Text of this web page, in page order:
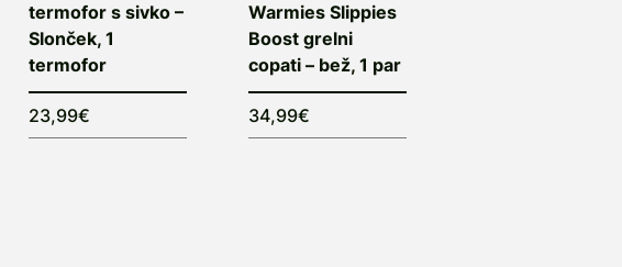
termofor s sivko –
Slonček, 1
termofor
23,99€
Warmies Slippies
Boost grelni
copati – bež, 1 par
34,99€